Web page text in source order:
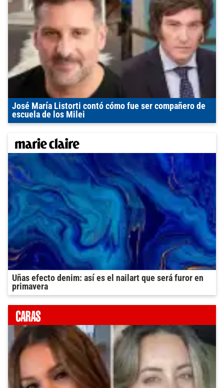
José María Listorti contó cómo fue ser compañero de
escuela de los Milei
Uñas efecto denim: así es el nailart que será furor en
primavera